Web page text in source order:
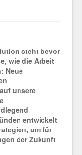
steht bevor
wie die Arbeit
Neue
unsere
entwickelt
um für
der Zukunft